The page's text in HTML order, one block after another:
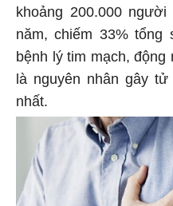
khoảng 200.000
năm, chiếm 33%
bệnh lý tim mạch,
là nguyên nhân gây
nhất.